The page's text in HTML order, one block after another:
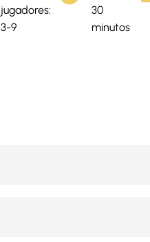
jugadores:
3-9
30
minutos